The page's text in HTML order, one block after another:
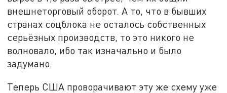
внешнеторговый оборот. А то, что в бывших
странах соцблока не осталось собственных
серьёзных производств, то это никого не
волновало, ибо так изначально и было
задумано.
Теперь США проворачивают эту же схему уже